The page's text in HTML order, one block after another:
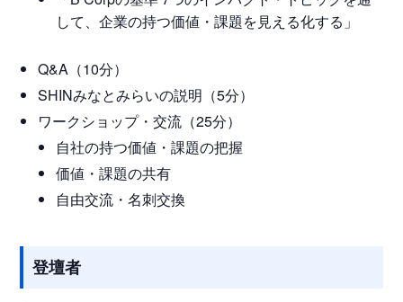
して、企業の持つ価値・課題を見える化する」
Q&A（10分）
SHINみなとみらいの説明（5分）
ワークショップ・交流（25分）
自社の持つ価値・課題の把握
価値・課題の共有
自由交流・名刺交換
登壇者